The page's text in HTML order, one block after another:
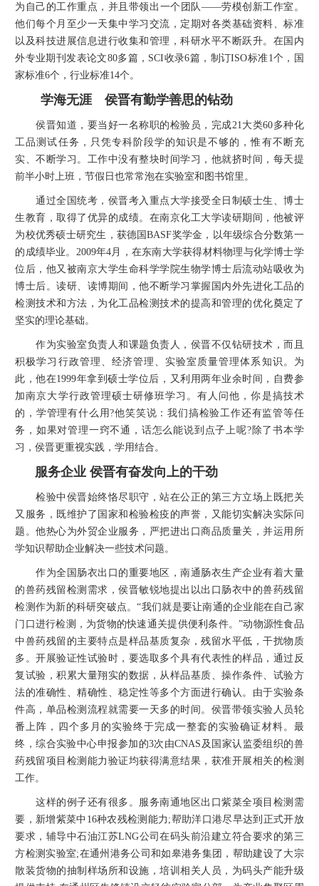
为自己的工作重点，并且带领出一个团队——劳模创新工作室。
他们每个月至少一天集中学习交流，定期对各类基础资料、标准
以及科技进展信息进行收集和管理，科研水平不断跃升。在国内
外专业期刊发表论文80多篇，SCI收录6篇，制订ISO标准1个，国
家标准6个，行业标准14个。
学海无涯 侯晋有勤学善思的钻劲
侯晋知道，要当好一名称职的检验员，完成21大类60多种化
工品测试任务，只凭专科阶段学的知识是不够的，惟有不断充
实、不断学习。工作中没有整块时间学习，他就挤时间，每天提
前半小时上班，节假日也常常泡在实验室和图书馆里。
通过全国统考，侯晋考入重点大学接受全日制硕士生、博士
生教育，取得了优异的成绩。在南京化工大学读研期间，他被评
为校优秀硕士研究生，获德国BASF奖学金，以年级综合分数第一
的成绩毕业。2009年4月，在东南大学获得材料物理与化学博士学
位后，他又被南京大学生命科学学院生物学博士后流动站吸收为
博士后。读研、读博期间，他不断学习掌握国内外先进化工品的
检测技术和方法，为化工品检测技术的提高和管理的优化奠定了
坚实的理论基础。
作为实验室负责人和课题负责人，侯晋不仅钻研技术，而且
积极学习行政管理、经济管理、实验室质量管理体系知识。为
此，他在1999年拿到硕士学位后，又利用两年业余时间，自费参
加南京大学行政管理硕士研修班学习。有人问他，你是搞技术
的，学管理有什么用?他笑笑说：我们搞检验工作还有监管等任
务，如果对管理一窍不通，话怎么能说到点子上呢?除了书本学
习，侯晋更重视实践，学用结合。
服务企业 侯晋有奋发向上的干劲
检验中侯晋始终恪尽职守，站在公正的第三方立场上既把关
又服务，既维护了国家和检验检疫的声誉，又能切实解决实际问
题。他热心为外贸企业服务，严把进出口商品质量关，并运用所
学知识帮助企业解决一些技术问题。
作为全国肠衣出口的重要地区，南通肠衣生产企业有着大量
的兽药残留检测需求，侯晋敏锐地提出以出口肠衣中的兽药残留
检测作为新的科研突破点。“我们就是要让南通的企业能在自己家
门口进行检测，为货物的快速通关提供便利条件。”动物源性食品
中兽药残留的主要特点是样品基质复杂，残留水平低，干扰物质
多。开展验证性试验时，要选取多个具有代表性的样品，通过反
复试验，积累大量翔实的数据，从样品基质、操作条件、试验方
法的准确性、精确性、稳定性等多个方面进行确认。由于实验条
件高，单品检测流程就需要一天多的时间。侯晋带领实验人员轮
番上阵，四个多月的实验终于完成一整套的实验确证材料。最
终，综合实验中心申报参加的3次由CNAS及国家认监委组织的兽
药残留项目检测能力验证均获得满意结果，获准开展相关的检测
工作。
这样的例子还有很多。服务南通地区出口紫菜全项目检测需
要，新增紫菜中16种农残检测能力;帮助洋口港尽早达到正式开放
要求，辅导中石油江苏LNG公司在码头前沿建立符合要求的第三
方检测实验室;在通州港务公司和如皋港务集团，帮助建设了大宗
散装货物的抽制样场所和设施，培训相关人员，为码头产能升级